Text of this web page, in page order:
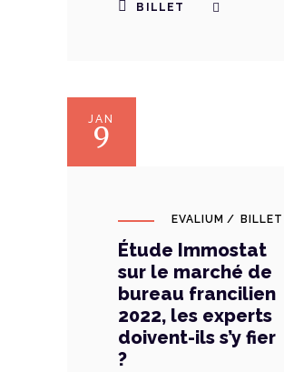
BILLET
JAN
9
EVALIUM BILLET
Étude Immostat
sur le marché de
bureau francilien
2022, les experts
doivent-ils s’y fier
?